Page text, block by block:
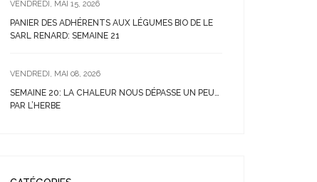
VENDREDI, MAI 15, 2026
PANIER DES ADHÉRENTS AUX LÉGUMES BIO DE LE
SARL RENARD: SEMAINE 21
VENDREDI, MAI 08, 2026
SEMAINE 20: LA CHALEUR NOUS DÉPASSE UN PEU…
PAR L’HERBE